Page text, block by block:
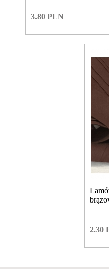
3.80 PLN
2.30